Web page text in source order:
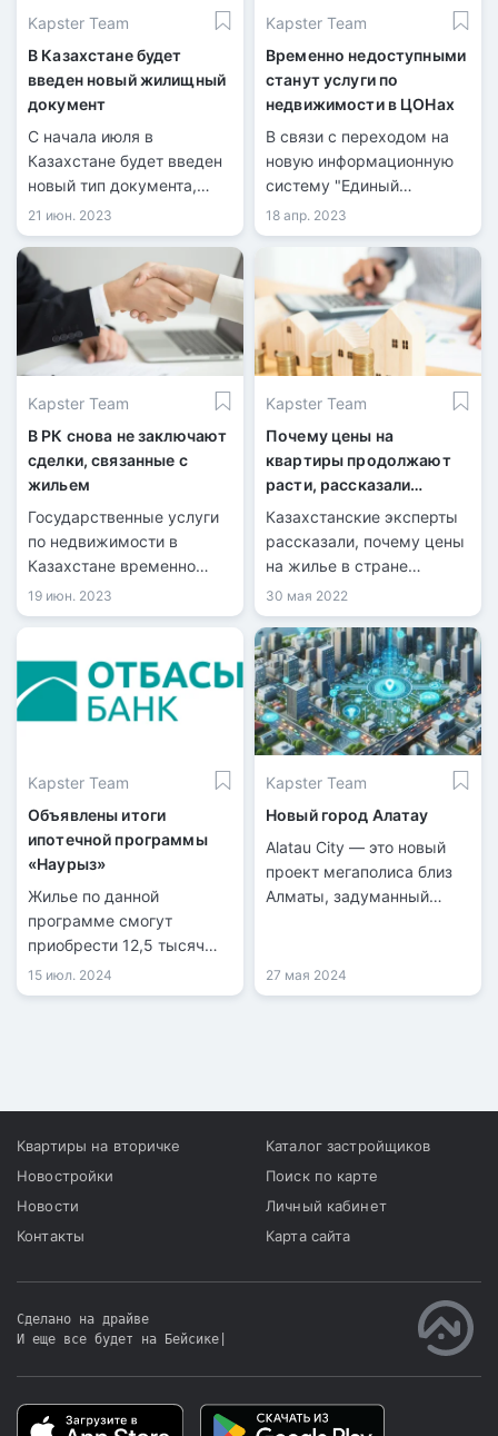
Kapster Team
В Казахстане будет
введен новый жилищный
документ
С начала июля в
Казахстане будет введен
новый тип документа,
известный как
кадастровый паспорт,
который заменит госакты
и техпаспорта для
недвижимости.
21 июн. 2023
Kapster Team
Временно недоступными
станут услуги по
недвижимости в ЦОНах
В связи с переходом на
новую информационную
систему "Единый
государственный кадастр
недвижимости", прием
заявок на услуги по линии
недвижимости временно
приостановят.
18 апр. 2023
Kapster Team
В РК снова не заключают
сделки, связанные с
жильем
Государственные услуги
по недвижимости в
Казахстане временно
недоступны.
19 июн. 2023
Kapster Team
Почему цены на
квартиры продолжают
расти, рассказали
казахстанские эксперты
Казахстанские эксперты
рассказали, почему цены
на жилье в стране
продолжают расти, при
том что продажи квартир
значительно упали,
передает корреспондент
Tengrinews.kz.
30 мая 2022
Kapster Team
Объявлены итоги
ипотечной программы
«Наурыз»
Жилье по данной
программе смогут
приобрести 12,5 тысяч
казахстанцев.
15 июл. 2024
Kapster Team
Новый город Алатау
Alatau City — это новый
проект мегаполиса близ
Алматы, задуманный
Сингапуром Центральной
Азии.
27 мая 2024
Квартиры на вторичке
Новостройки
Новости
Контакты
Каталог застройщиков
Поиск по карте
Личный кабинет
Карта сайта
Сделано на драйве
И еще все будет на Бейсике